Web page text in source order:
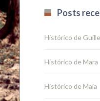
Posts
Histórico de Guille
Histórico de Mara
Histórico de Maia